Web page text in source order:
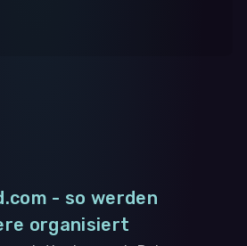
- so werden
organisiert